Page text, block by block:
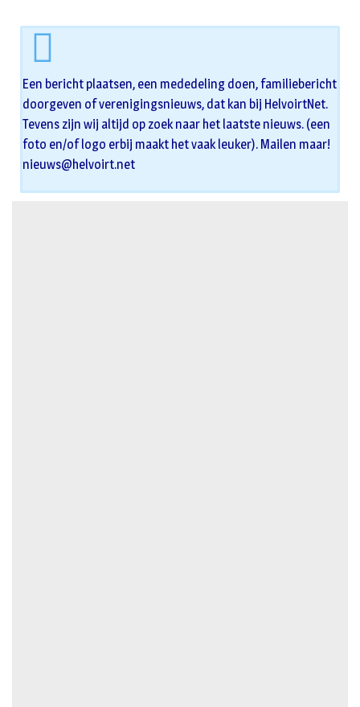
Een bericht plaatsen, een mededeling doen, familiebericht
doorgeven of verenigingsnieuws, dat kan bij HelvoirtNet.
Tevens zijn wij altijd op zoek naar het laatste nieuws. (een
foto en/of logo erbij maakt het vaak leuker). Mailen maar!
nieuws@helvoirt.net